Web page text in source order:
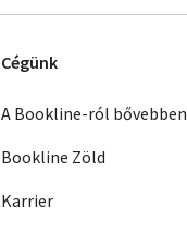
Cégünk
A Bookline-ról bővebben
Bookline Zöld
Karrier